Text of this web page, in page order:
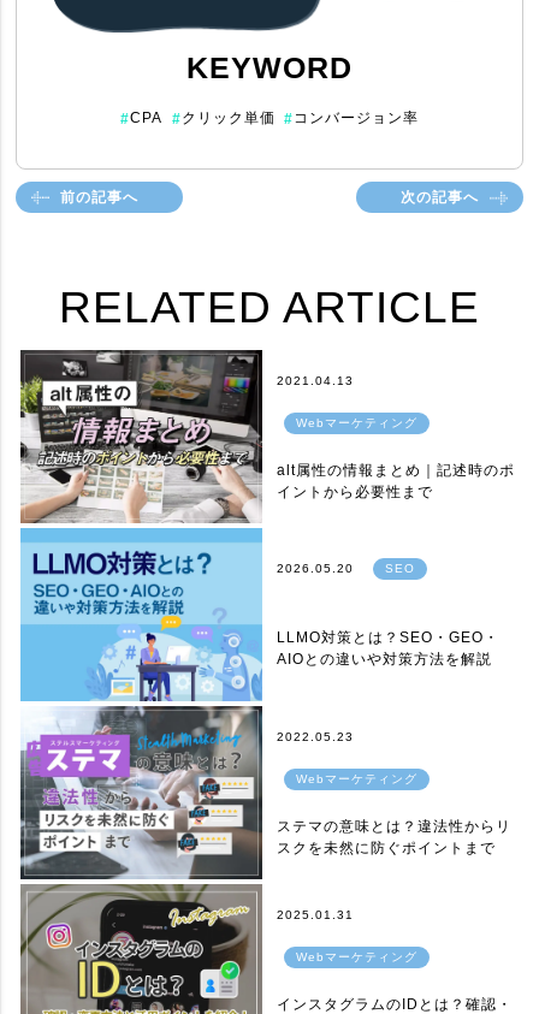
KEYWORD
#CPA #クリック単価 #コンバージョン率
前の記事へ 次の記事へ
RELATED ARTICLE
2021.04.13
Webマーケティング
alt属性の情報まとめ｜記述時のポ
イントから必要性まで
2026.05.20 SEO
LLMO対策とは？SEO・GEO・
AIOとの違いや対策方法を解説
2022.05.23
Webマーケティング
ステマの意味とは？違法性からリ
スクを未然に防ぐポイントまで
2025.01.31
Webマーケティング
インスタグラムのIDとは？確認・